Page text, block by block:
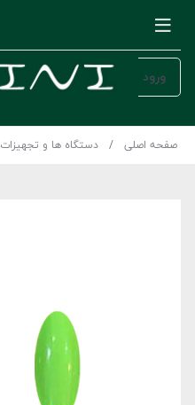
ورود
صفحه اصلی دستگاه ها و تجهیزات